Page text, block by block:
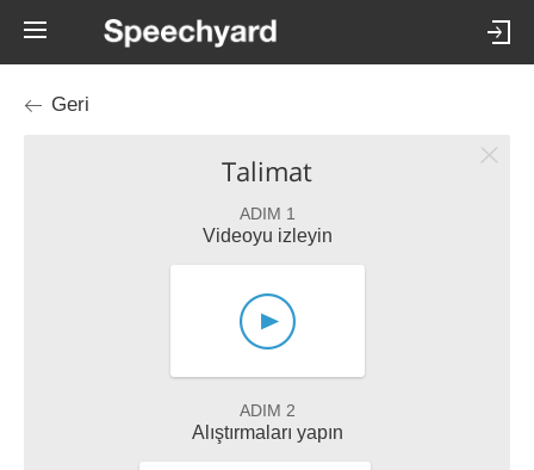
Geri
Talimat
ADIM 1
Videoyu izleyin
ADIM 2
Alıştırmaları yapın